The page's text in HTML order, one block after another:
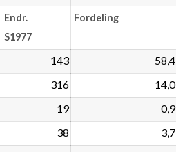
Endr.
S1977
Fordeling
143 58,4
316 14,0
19 0,9
38 3,7